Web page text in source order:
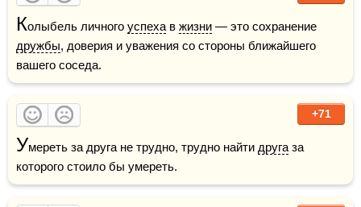
Колыбель личного успеха в жизни
дружбы, доверия и уважения со стороны ближайшего
вашего соседа.
+71
Умереть за друга не трудно, трудно найти друга за
которого стоило бы умереть.